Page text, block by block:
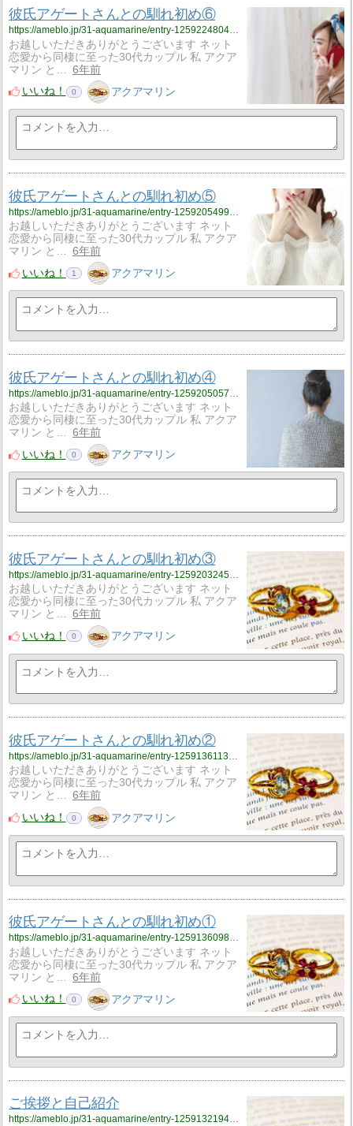
彼氏アゲートさんとの馴れ初め⑥
https://ameblo.jp/31-aquamarine/entry-12592248045.html
お越しいただきありがとうございます ネット
恋愛から同棲に至った30代カップル 私 アクア
マリン と…
6年前
いいね！
0 アクアマリン
彼氏アゲートさんとの馴れ初め⑤
お越しいただきありがとうございます ネット
恋愛から同棲に至った30代カップル 私 アクア
マリン と…
6年前
いいね！
1 アクアマリン
彼氏アゲートさんとの馴れ初め④
お越しいただきありがとうございます ネット
恋愛から同棲に至った30代カップル 私 アクア
マリン と…
6年前
いいね！
0 アクアマリン
彼氏アゲートさんとの馴れ初め③
https://ameblo.jp/31-aquamarine/entry-12592032453.html
お越しいただきありがとうございます ネット
恋愛から同棲に至った30代カップル 私 アクア
マリン と…
6年前
いいね！
0 アクアマリン
彼氏アゲートさんとの馴れ初め②
https://ameblo.jp/31-aquamarine/entry-12591361137.html
お越しいただきありがとうございます ネット
恋愛から同棲に至った30代カップル 私 アクア
マリン と…
6年前
いいね！
0 アクアマリン
彼氏アゲートさんとの馴れ初め①
https://ameblo.jp/31-aquamarine/entry-12591360982.html
お越しいただきありがとうございます ネット
恋愛から同棲に至った30代カップル 私 アクア
マリン と…
6年前
いいね！
0 アクアマリン
ご挨拶と自己紹介
https://ameblo.jp/31-aquamarine/entry-12591321945.html